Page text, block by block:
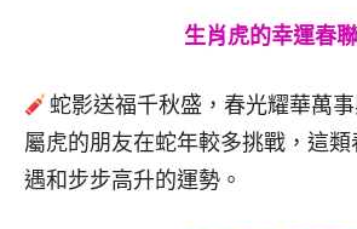
生肖虎的幸運春聯
蛇影送福千秋盛，春光耀華萬
屬虎的朋友在蛇年較多挑戰，這
遇和步步高升的運勢。